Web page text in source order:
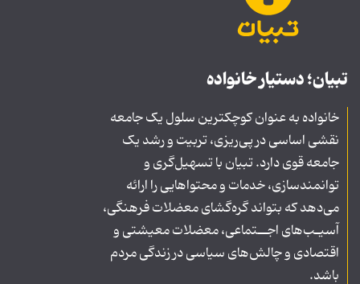
تبیان؛ دستیار خانواده
خانواده به عنوان کوچکترین سلول یک جامعه
نقشی اساسی در پی‌ریزی، تربیت و رشد یک
جامعه قوی دارد. تبیان با تسهیل‌گری و
توانمندسازی، خدمات و محتواهایی را ارائه
می‌دهد که بتواند گره‌گشای معضلات فرهنگی،
آسیـب‌های اجــتماعی، معضلات معیشتی و
اقتصادی و چالش‌های سیاسی در زندگی مردم
باشد.